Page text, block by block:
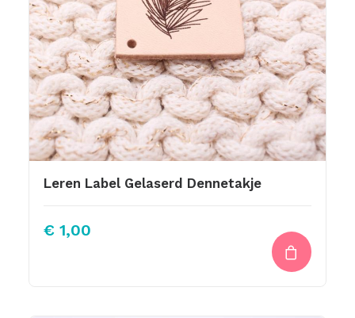
Leren Label Gelaserd Dennetakje
€ 1,00